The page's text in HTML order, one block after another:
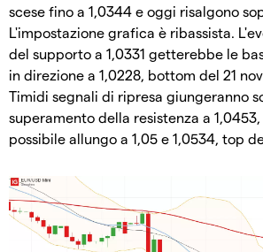
scese fino a 1,0344 e oggi risalgono
L'impostazione grafica è ribassista.
del supporto a 1,0331 getterebbe le
in direzione a 1,0228, bottom del 21
Timidi segnali di ripresa giungeranno
superamento della resistenza a
possibile allungo a 1,05 e 1,0534, top